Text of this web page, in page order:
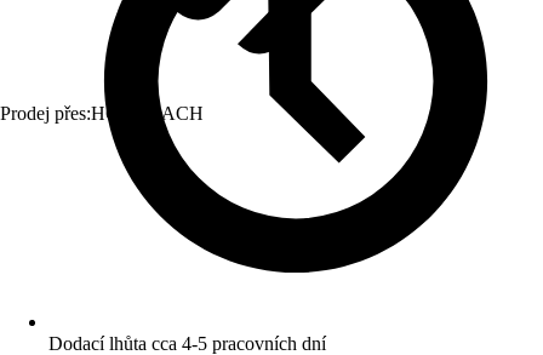
Prodej přes:HORNBACH
Dodací lhůta cca 4-5 pracovních dní